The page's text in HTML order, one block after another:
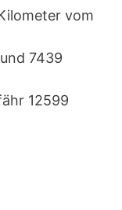
vom
7439
12599